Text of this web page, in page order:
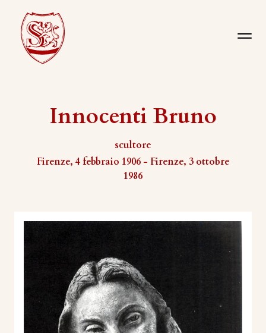
Innocenti Bruno
scultore
Firenze, 4 febbraio 1906 - Firenze, 3 ottobre
1986